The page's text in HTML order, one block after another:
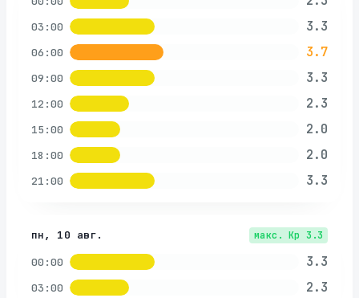
03:00 3.3
06:00 3.7
09:00 3.3
12:00 2.3
15:00 2.0
18:00 2.0
21:00 3.3
пн, 10 авг. макс. Kp 3.3
00:00 3.3
03:00 2.3